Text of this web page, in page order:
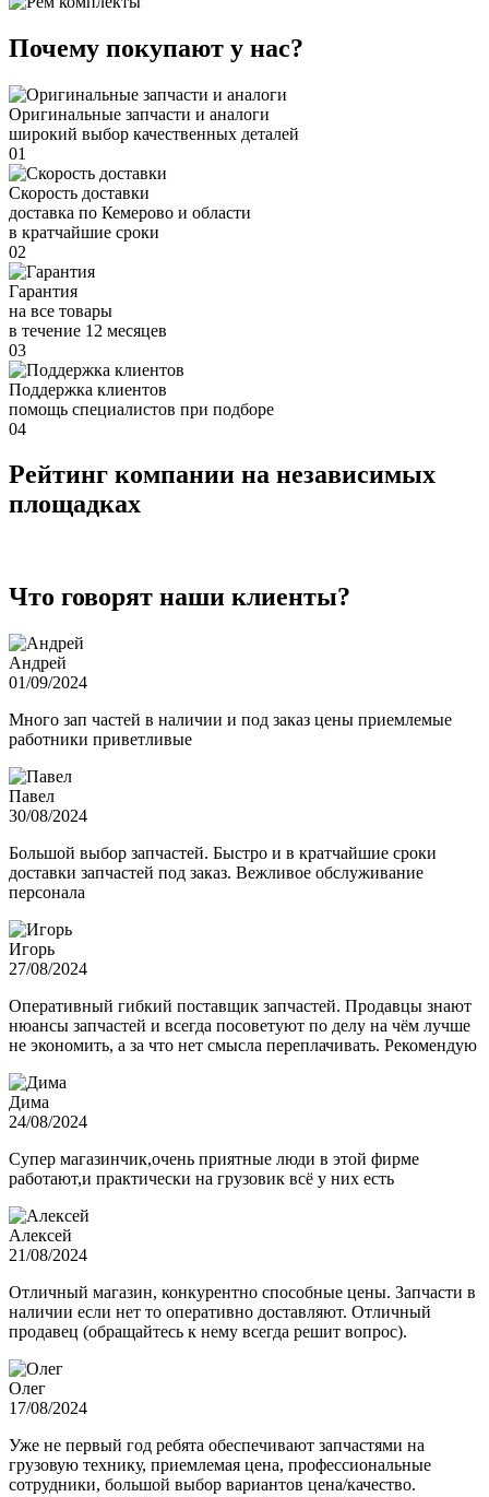
Почему покупают у нас?
Оригинальные запчасти и аналоги
широкий выбор качественных деталей
01
Скорость доставки
доставка по Кемерово и области
в кратчайшие сроки
02
Гарантия
на все товары
в течение 12 месяцев
03
Поддержка клиентов
помощь специалистов при подборе
04
Рейтинг компании на независимых
площадках
Что говорят наши клиенты?
Андрей
01/09/2024
Много зап частей в наличии и под заказ цены приемлемые
работники приветливые
Павел
30/08/2024
Большой выбор запчастей. Быстро и в кратчайшие сроки
доставки запчастей под заказ. Вежливое обслуживание
персонала
Игорь
27/08/2024
Оперативный гибкий поставщик запчастей. Продавцы знают
нюансы запчастей и всегда посоветуют по делу на чём лучше
не экономить, а за что нет смысла переплачивать. Рекомендую
Дима
24/08/2024
Супер магазинчик,очень приятные люди в этой фирме
работают,и практически на грузовик всё у них есть
Алексей
21/08/2024
Отличный магазин, конкурентно способные цены. Запчасти в
наличии если нет то оперативно доставляют. Отличный
продавец (обращайтесь к нему всегда решит вопрос).
Олег
17/08/2024
Уже не первый год ребята обеспечивают запчастями на
грузовую технику, приемлемая цена, профессиональные
сотрудники, большой выбор вариантов цена/качество.